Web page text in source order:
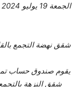
الجمعة 19 يوليو 2024 | 11:18 ص
شقق نهضة التجمع
يقوم صندوق حساب
شقق النزهة